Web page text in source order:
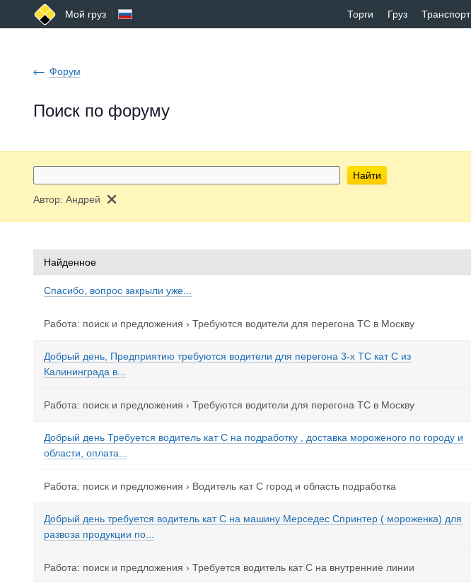
Мой груз Торги Груз Транспорт
Форум
Поиск по форуму
Найти
Автор: Андрей
Найденное
Спасибо, вопрос закрыли уже...
Работа: поиск и предложения › Требуются водители для перегона ТС в Москву
Добрый день, Предприятию требуются водители для перегона 3-х ТС кат С из
Калининграда в...
Работа: поиск и предложения › Требуются водители для перегона ТС в Москву
Добрый день Требуется водитель кат С на подработку , доставка мороженого по городу и
области, оплата...
Работа: поиск и предложения › Водитель кат С город и область подработка
Добрый день требуется водитель кат С на машину Мерседес Спринтер ( мороженка) для
развоза продукции по...
Работа: поиск и предложения › Требуется водитель кат С на внутренние линии